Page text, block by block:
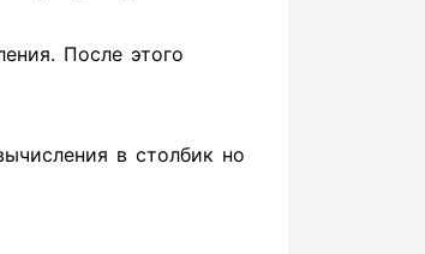
После этого
в столбик но